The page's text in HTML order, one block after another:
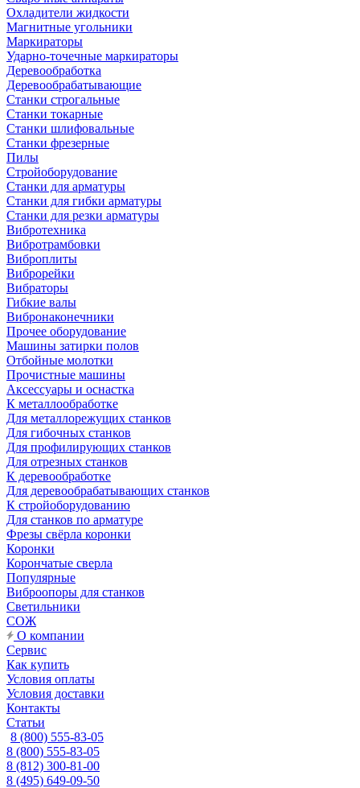
Охладители жидкости
Магнитные угольники
Маркираторы
Ударно-точечные маркираторы
Деревообработка
Деревообрабатывающие
Станки строгальные
Станки токарные
Станки шлифовальные
Станки фрезерные
Пилы
Стройоборудование
Станки для арматуры
Станки для гибки арматуры
Станки для резки арматуры
Вибротехника
Вибротрамбовки
Виброплиты
Виброрейки
Вибраторы
Гибкие валы
Вибронаконечники
Прочее оборудование
Машины затирки полов
Отбойные молотки
Прочистные машины
Аксeccyapы и оснастка
К металлообработке
Для металлорежущих станков
Для гибочных станков
Для профилирующих станков
Для отрезных станков
К деревообработке
Для деревообрабатывающих станков
К стройоборудованию
Для станков по арматуре
Фрезы свёрла коронки
Коронки
Корончатые сверла
Популярные
Виброопоры для станков
Светильники
СОЖ
О компании
Сервис
Как купить
Условия оплаты
Условия доставки
Контакты
Статьи
8 (800) 555-83-05
8 (800) 555-83-05
8 (812) 300-81-00
8 (495) 649-09-50